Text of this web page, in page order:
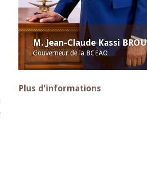
M. Jean-Claude Kassi BROU
Gouverneur de la BCEAO
Plus d'informations